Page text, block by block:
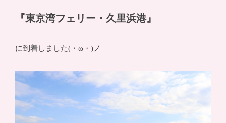
『東京湾フェリー・久里浜港』
に到着しました(・ω・)ノ